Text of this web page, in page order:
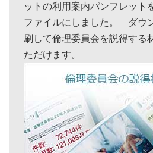
ットの利用案内パンフレット
ファイルにしました。 ダウ
刷して倫理委員会を説得する
ただけます。